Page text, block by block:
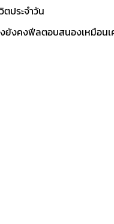
ประจำวัน
ยังคงฟีลตอบสนองเหมือนเ